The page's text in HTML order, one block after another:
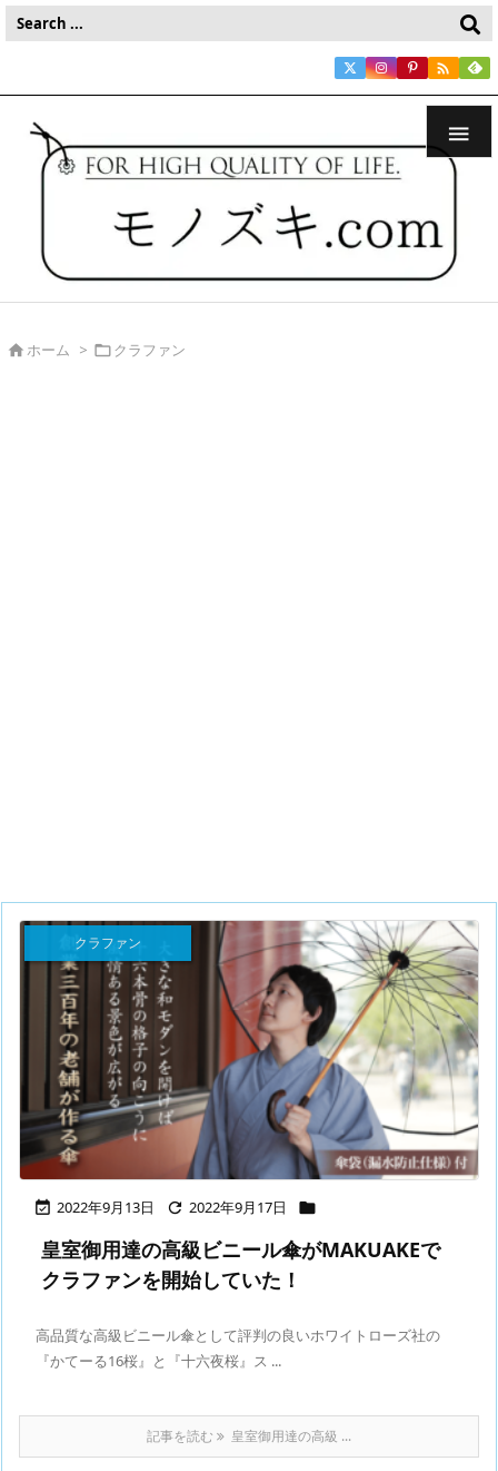


ホーム > クラファン
 2022年9月13日  2022年9月17日 
クラファン
皇室御用達の高級ビニール傘がMAKUAKEで
クラファンを開始していた！
高品質な高級ビニール傘として評判の良いホワイトローズ社の
『かてーる16桜』と『十六夜桜』ス ...
記事を読む 皇室御用達の高級 ...